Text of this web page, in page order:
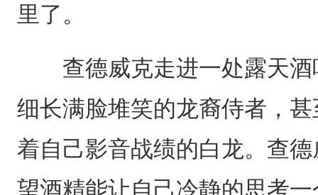
里了。
查德威克走进一处露天酒
细长满脸堆笑的龙裔侍者，
着自己影音战绩的白龙。查
望酒精能让自己冷静的思考